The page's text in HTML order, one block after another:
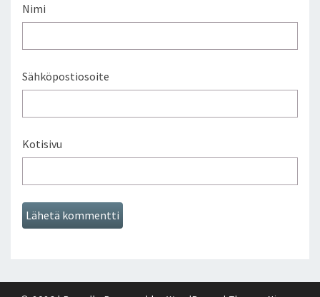
Nimi
Sähköpostiosoite
Kotisivu